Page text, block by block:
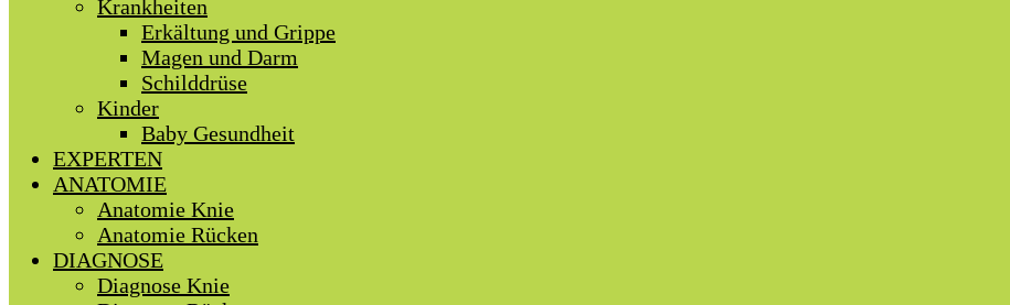
Krankheiten
Erkältung und Grippe
Magen und Darm
Schilddrüse
Kinder
Baby Gesundheit
EXPERTEN
ANATOMIE
Anatomie Knie
Anatomie Rücken
DIAGNOSE
Diagnose Knie